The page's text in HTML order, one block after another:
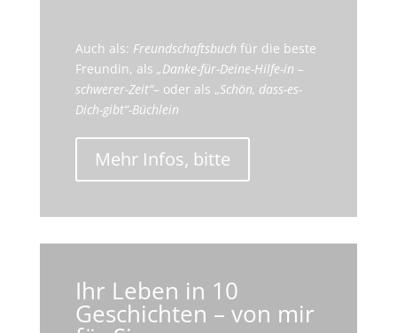
Auch als: Freundschaftsbuch für die beste
Freundin, als „Danke-für-Deine-Hilfe-in –
schwerer-Zeit“– oder als „Schön, dass-es-
Dich-gibt“-Büchlein
Mehr Infos, bitte
Ihr Leben in 10
Geschichten – von mir